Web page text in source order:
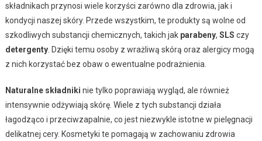
składnikach przynosi wiele korzyści zarówno dla zdrowia, jak i
kondycji naszej skóry. Przede wszystkim, te produkty są wolne od
szkodliwych substancji chemicznych, takich jak parabeny, SLS czy
detergenty. Dzięki temu osoby z wrażliwą skórą oraz alergicy mogą
z nich korzystać bez obaw o ewentualne podrażnienia.
Naturalne składniki nie tylko poprawiają wygląd, ale również
intensywnie odżywiają skórę. Wiele z tych substancji działa
łagodząco i przeciwzapalnie, co jest niezwykle istotne w pielęgnacji
delikatnej cery. Kosmetyki te pomagają w zachowaniu zdrowia